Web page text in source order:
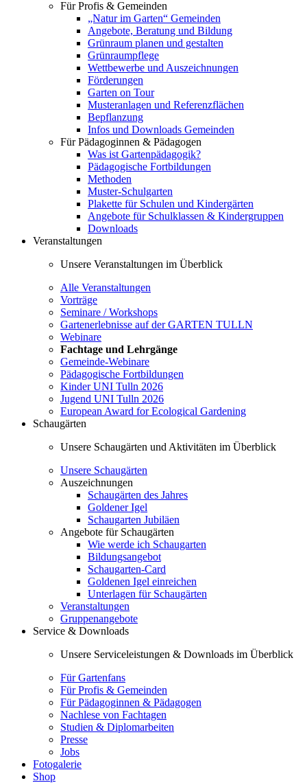
Für Profis & Gemeinden
„Natur im Garten“ Gemeinden
Angebote, Beratung und Bildung
Grünraum planen und gestalten
Grünraumpflege
Wettbewerbe und Auszeichnungen
Förderungen
Garten on Tour
Musteranlagen und Referenzflächen
Bepflanzung
Infos und Downloads Gemeinden
Für Pädagoginnen & Pädagogen
Was ist Gartenpädagogik?
Pädagogische Fortbildungen
Methoden
Muster-Schulgarten
Plakette für Schulen und Kindergärten
Angebote für Schulklassen & Kindergruppen
Downloads
Veranstaltungen
Unsere Veranstaltungen im Überblick
Alle Veranstaltungen
Vorträge
Seminare / Workshops
Gartenerlebnisse auf der GARTEN TULLN
Webinare
Fachtage und Lehrgänge
Gemeinde-Webinare
Pädagogische Fortbildungen
Kinder UNI Tulln 2026
Jugend UNI Tulln 2026
European Award for Ecological Gardening
Schaugärten
Unsere Schaugärten und Aktivitäten im Überblick
Unsere Schaugärten
Auszeichnungen
Schaugärten des Jahres
Goldener Igel
Schaugarten Jubiläen
Angebote für Schaugärten
Wie werde ich Schaugarten
Bildungsangebot
Schaugarten-Card
Goldenen Igel einreichen
Unterlagen für Schaugärten
Veranstaltungen
Gruppenangebote
Service & Downloads
Unsere Serviceleistungen & Downloads im Überblick
Für Gartenfans
Für Profis & Gemeinden
Für Pädagoginnen & Pädagogen
Nachlese von Fachtagen
Studien & Diplomarbeiten
Presse
Jobs
Fotogalerie
Shop